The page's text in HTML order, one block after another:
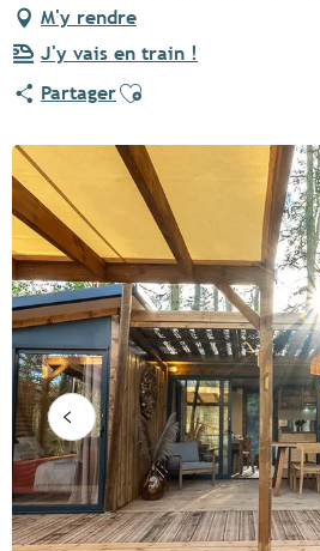
M'y rendre
J'y vais en train !
PartagerAjouter aux favoris